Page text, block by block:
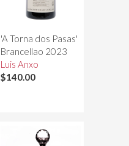
'A Torna dos Pasas'
Brancellao 2023
Luis Anxo
$140.00